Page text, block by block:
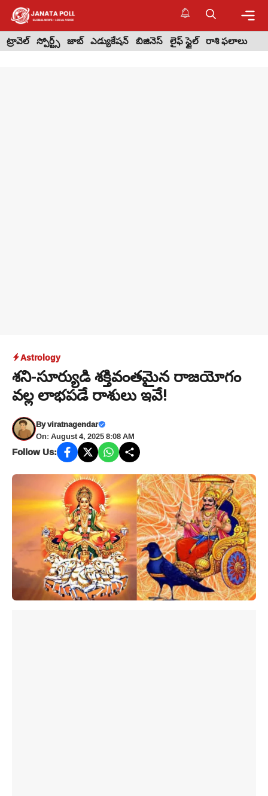
Skip
content
ట్రావెల్ స్పోర్ట్స్ జాబ్ ఎడ్యుకేషన్ బిజినెస్ లైఫ్ స్టైల్ రాశి ఫలాలు
Astrology
శని-సూర్యుడి శక్తివంతమైన రాజయోగం
వల్ల లాభపడే రాశులు ఇవే!
Byviratnagendar
On: August 4, 2025 8:08 AM
Follow Us: